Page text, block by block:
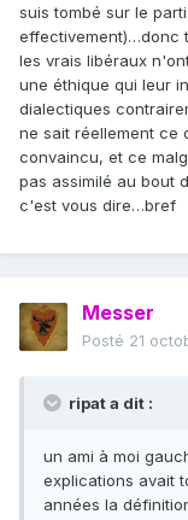
suis tombé sur le
effectivement)…donc
les vrais libéraux
une éthique qui leur
dialectiques
ne sait réellement ce
convaincu, et ce
pas assimilé au bout
c'est vous dire…bref
Messer
Posté 21
ripat a dit :
un ami à moi
explications avait
années la